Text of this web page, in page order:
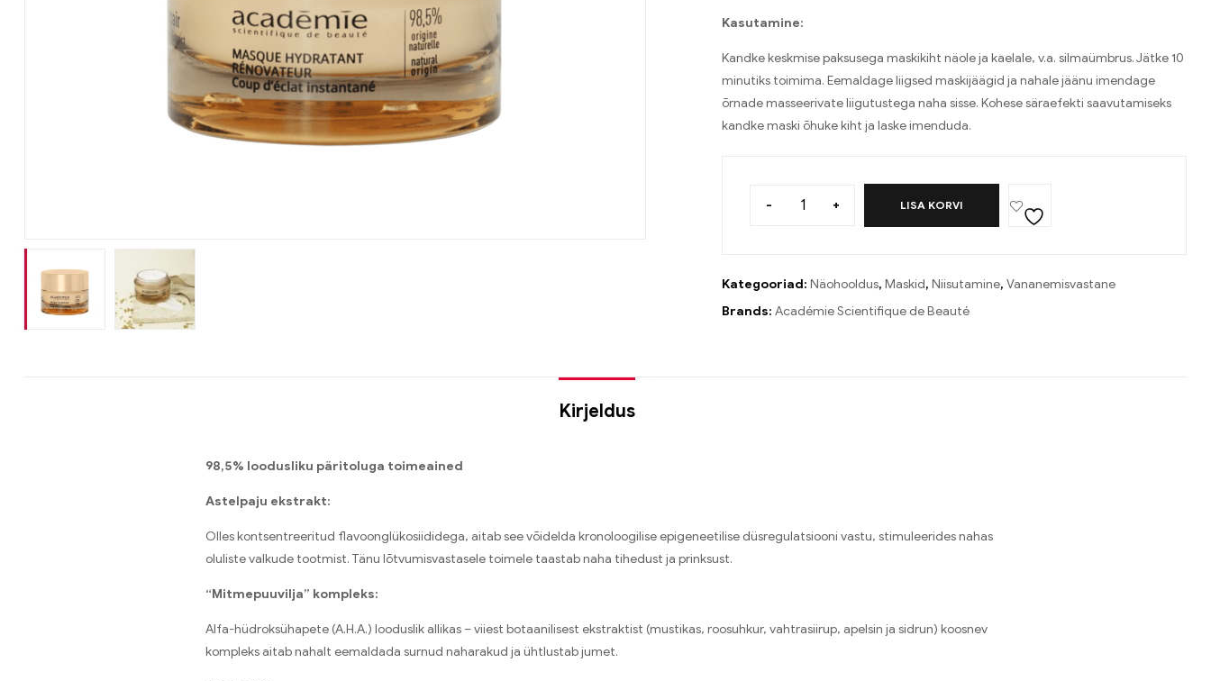
Kasutamine:
Kandke keskmise paksusega maskikiht näole ja kaelale, v.a. silmaümbrus. Jätke 10
minutiks toimima. Eemaldage liigsed maskijäägid ja nahale jäänu imendage
õrnade masseerivate liigutustega naha sisse. Kohese säraefekti saavutamiseks
kandke maski õhuke kiht ja laske imenduda.
- + LISA KORVI
Kategooriad: Näohooldus, Maskid, Niisutamine, Vananemisvastane
Brands: Académie Scientifique de Beauté
Kirjeldus
98,5% loodusliku päritoluga toimeained
Astelpaju ekstrakt:
Olles kontsentreeritud flavoonglükosiididega, aitab see võidelda kronoloogilise epigeneetilise düsregulatsiooni vastu, stimuleerides nahas
oluliste valkude tootmist. Tänu lõtvumisvastasele toimele taastab naha tihedust ja prinksust.
“Mitmepuuvilja” kompleks:
Alfa-hüdroksühapete (A.H.A.) looduslik allikas – viiest botaanilisest ekstraktist (mustikas, roosuhkur, vahtrasiirup, apelsin ja sidrun) koosnev
kompleks aitab nahalt eemaldada surnud naharakud ja ühtlustab jumet.